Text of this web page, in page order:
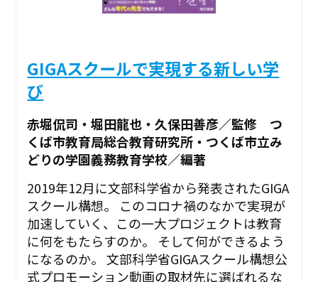
GIGAスクールで実現する新しい学
び
赤堀侃司・堀田龍也・久保田善彦／監修 つ
くば市教育局総合教育研究所・つくば市立み
どりの学園義務教育学校／編著
2019年12月に文部科学省から発表されたGIGA
スクール構想。 このコロナ禍のなかで実現が
加速していく、この一大プロジェクトは教育
に何をもたらすのか。 そして何ができるよう
になるのか。 文部科学省GIGAスクール構想公
式プロモーション動画の取材先に選ばれるな